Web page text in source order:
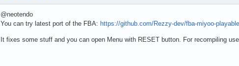
@neotendo
You can try latest port of the FBA: https://github.com/Rezzy-dev/fba-miyoo-
It fixes some stuff and you can open Menu with RESET button. For recompiling